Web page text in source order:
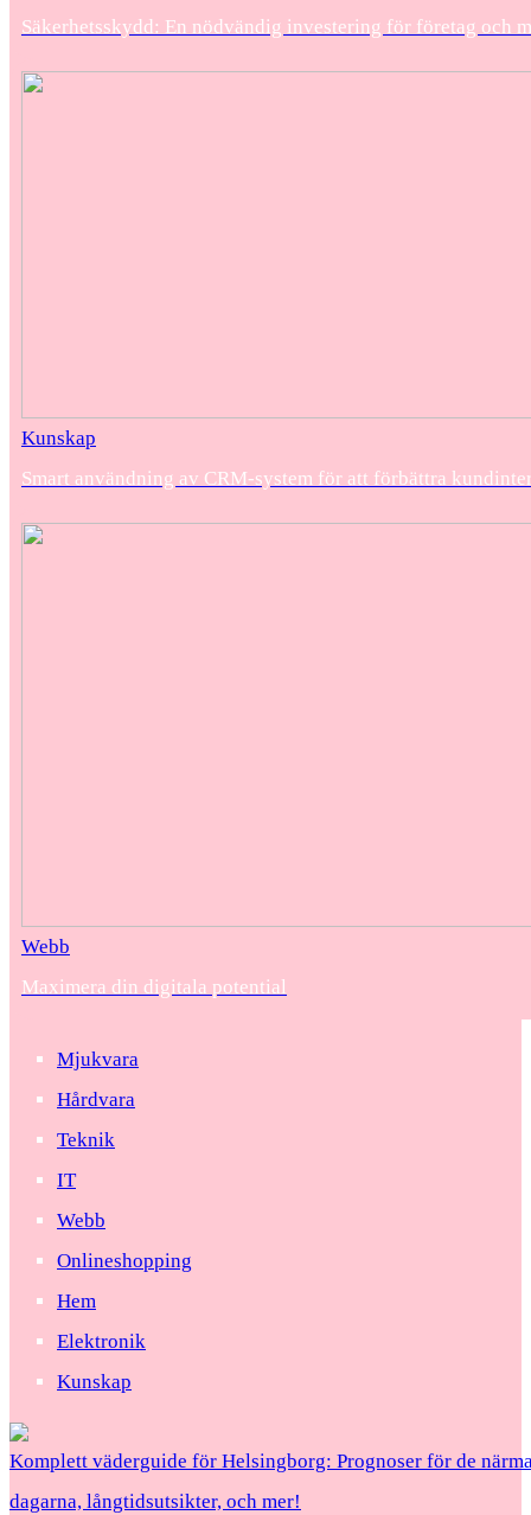
Säkerhetsskydd: En nödvändig investering för företag och
Kunskap
Smart användning av CRM-system för att förbättra
Webb
Maximera din digitala potential
Mjukvara
Hårdvara
Teknik
IT
Webb
Onlineshopping
Hem
Elektronik
Kunskap
Komplett väderguide för Helsingborg: Prognoser för de
dagarna, långtidsutsikter, och mer!